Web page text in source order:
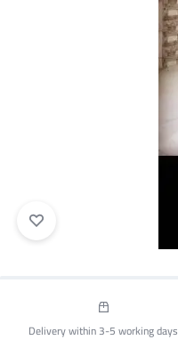
Delivery within 3-5 working days